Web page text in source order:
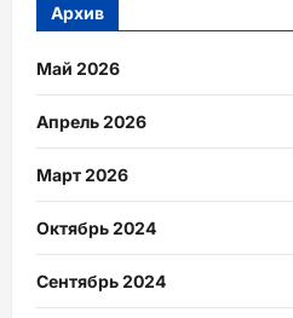
Архив
Май 2026
Апрель 2026
Март 2026
Октябрь 2024
Сентябрь 2024